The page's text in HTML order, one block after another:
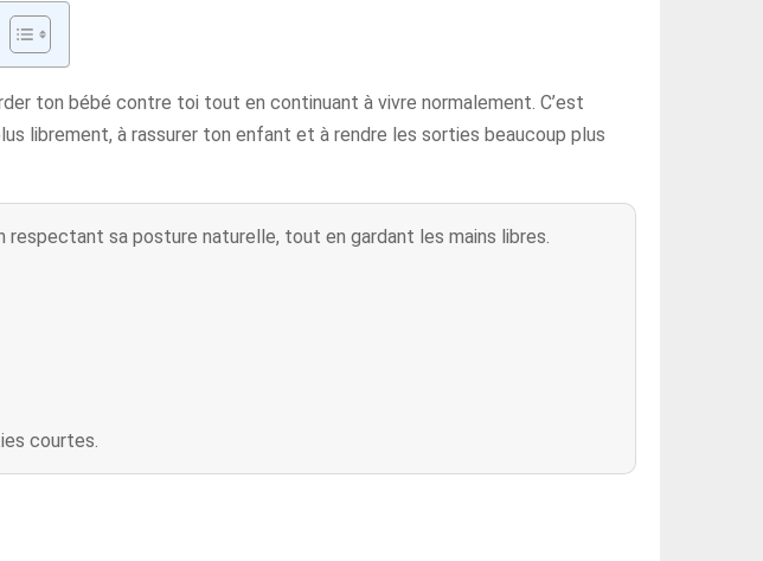
ton bébé contre toi tout en continuant à vivre normalement. C’est
librement, à rassurer ton enfant et à rendre les sorties beaucoup plus
sa posture naturelle, tout en gardant les mains libres.
courtes.